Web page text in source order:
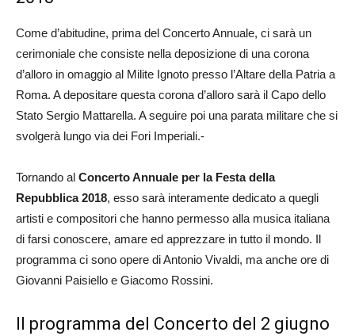
Come d’abitudine, prima del Concerto Annuale, ci sarà un
cerimoniale che consiste nella deposizione di una corona
d’alloro in omaggio al Milite Ignoto presso l’Altare della Patria a
Roma. A depositare questa corona d’alloro sarà il Capo dello
Stato Sergio Mattarella. A seguire poi una parata militare che si
svolgerà lungo via dei Fori Imperiali.-
Tornando al Concerto Annuale per la Festa della
Repubblica 2018, esso sarà interamente dedicato a quegli
artisti e compositori che hanno permesso alla musica italiana
di farsi conoscere, amare ed apprezzare in tutto il mondo. Il
programma ci sono opere di Antonio Vivaldi, ma anche ore di
Giovanni Paisiello e Giacomo Rossini.
Il programma del Concerto del 2 giugno